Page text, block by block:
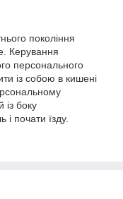
покоління
Керування
персонального
із собою в кишені
із боку
почати їзду.